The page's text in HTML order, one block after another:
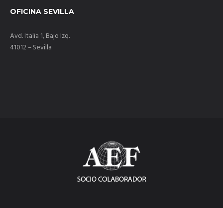
OFICINA SEVILLA
Avd. Italia 1, Bajo Izq.
41012 – Sevilla